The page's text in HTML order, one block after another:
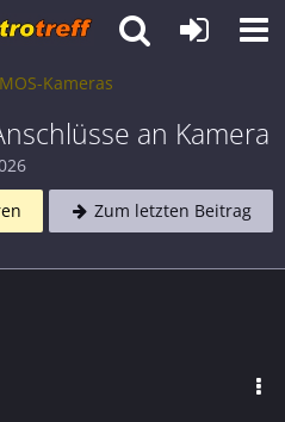
Kameras
an Kamera
Zum letzten Beitrag